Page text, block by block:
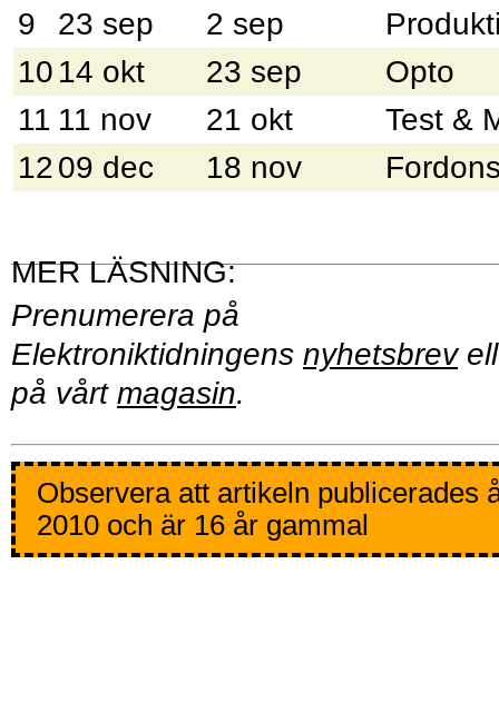
9 23 sep 2 sep
10 14 okt 23 sep
Opto
11 11 nov 21 okt
Test &
1209 dec 18 nov
Prenumerera på
Elektroniktidningens nyhetsbrev
på vårt magasin.
Observera att artikeln publicerades
2010 och är 16 år gammal